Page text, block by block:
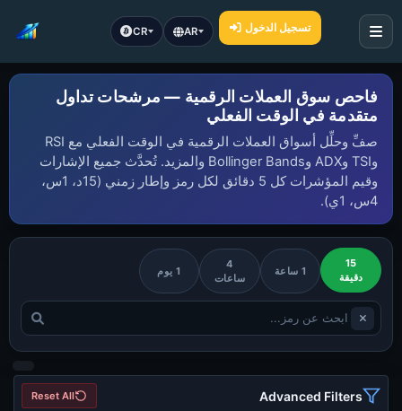
CR AR تسجيل الدخول
فاحص سوق العملات الرقمية — مرشحات تداول
متقدمة في الوقت الفعلي
صفِّ وحلِّل أسواق العملات الرقمية في الوقت الفعلي مع RSI
وTSI وADX وBollinger Bands والمزيد. تُحدَّث جميع الإشارات
وقيم المؤشرات كل 5 دقائق لكل رمز وإطار زمني (15د، 1س،
4س، 1ي).
15
دقيقة
1 ساعة
4
ساعات
1 يوم
Advanced Filters
Reset All